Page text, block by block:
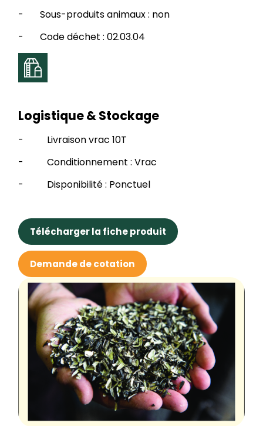
- Sous-produits animaux : non
- Code déchet : 02.03.04
Logistique & Stockage
- Livraison vrac 10T
- Conditionnement : Vrac
- Disponibilité : Ponctuel
Télécharger la fiche produit
Demande de cotation